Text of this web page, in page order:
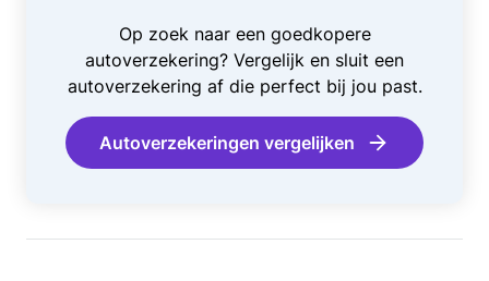
Op zoek naar een goedkopere
autoverzekering? Vergelijk en sluit een
autoverzekering af die perfect bij jou past.
Autoverzekeringen vergelijken